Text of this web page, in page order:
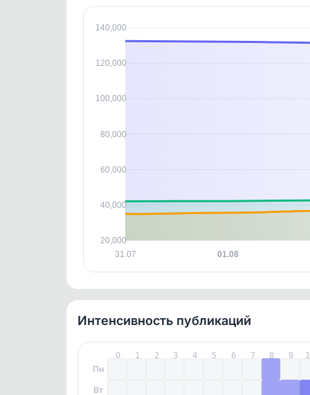
31.07 01.08
140,000
120,000
100,000
80,000
60,000
40,000
20,000
Интенсивность публикаций
0 1 2 3 4 5 6 7 8 9
Пн
Вт